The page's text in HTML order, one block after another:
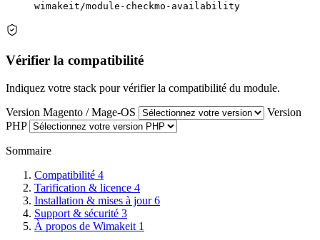
wimakeit/module-checkmo-availability
Vérifier la compatibilité
Indiquez votre stack pour vérifier la compatibilité du module.
Version Magento / Mage-OS
Version
PHP
Sommaire
Compatibilité 4
Tarification & licence 4
Installation & mises à jour 6
Support & sécurité 3
À propos de Wimakeit 1